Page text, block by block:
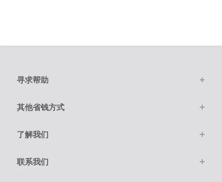
寻求帮助
其他省钱方式
了解我们
联系我们